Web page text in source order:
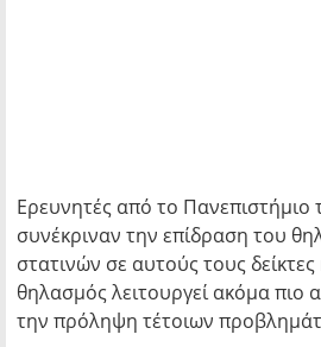
Ερευνητές από το Πανεπιστήμιο
συνέκριναν την επίδραση του
στατινών σε αυτούς τους
θηλασμός λειτουργεί ακόμα πιο
την πρόληψη τέτοιων